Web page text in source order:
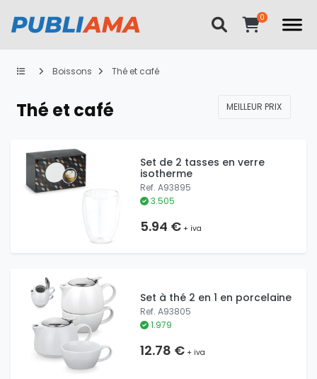
Boissons Thé et café
Thé et café MEILLEUR PRIX
Set de 2 tasses en verre
isotherme
Ref. A93895
3.505
5.94 €+ iva
Set à thé 2 en 1 en porcelaine
Ref. A93805
1.979
12.78 €+ iva